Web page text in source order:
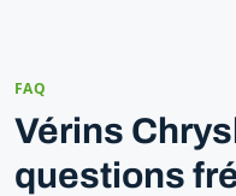
FAQ
Vérins
questions